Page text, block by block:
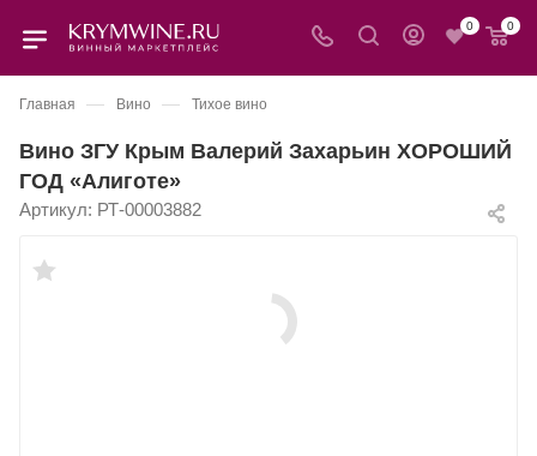
0 0
Главная — Вино — Тихое вино
Вино ЗГУ Крым Валерий Захарьин ХОРОШИЙ
ГОД «Алиготе»
Артикул: РТ-00003882